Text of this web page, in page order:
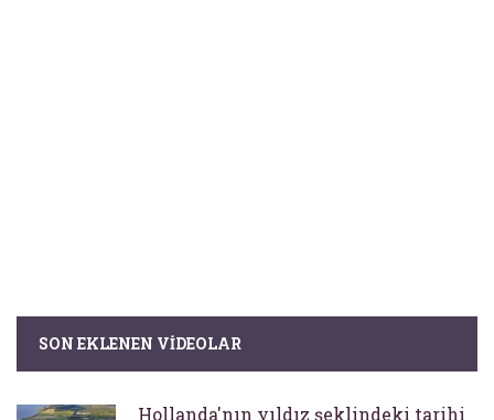
SON EKLENEN VIDEOLAR
Hollanda'nın yıldız şeklindeki tarihi